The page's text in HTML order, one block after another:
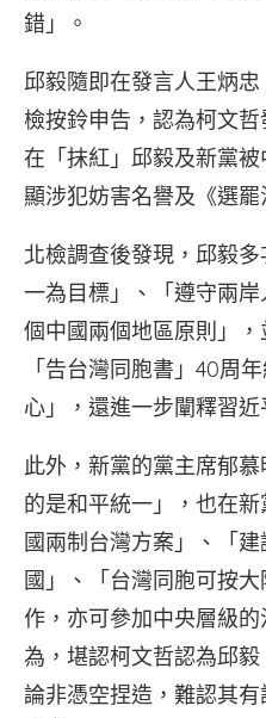
錯」。
邱毅隨即在發言人王炳
檢按鈴申告，認為柯文
在「抹紅」邱毅及新黨
顯涉犯妨害名譽及《選
北檢調查後發現，邱毅
一為目標」、「遵守兩
個中國兩個地區原則」
「告台灣同胞書」40周
心」，還進一步闡釋習近
此外，新黨的黨主席郁
的是和平統一」，也在
國兩制台灣方案」、「
國」、「台灣同胞可按
作，亦可參加中央層級
為，堪認柯文哲認為邱
論非憑空捏造，難認其